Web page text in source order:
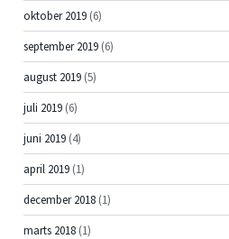
oktober 2019 (6)
september 2019 (6)
august 2019 (5)
juli 2019 (6)
juni 2019 (4)
april 2019 (1)
december 2018 (1)
marts 2018 (1)